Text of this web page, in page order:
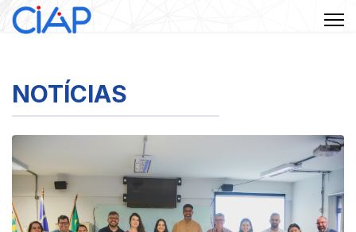
NOTÍCIAS